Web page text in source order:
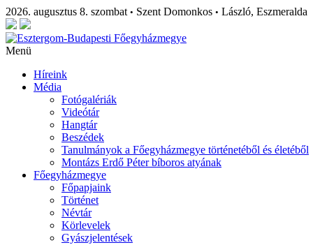
2026. augusztus 8. szombat • Szent Domonkos • László, Eszmeralda
Menü
Híreink
Média
Fotógalériák
Videótár
Hangtár
Beszédek
Tanulmányok a Főegyházmegye történetéből és életéből
Montázs Erdő Péter bíboros atyának
Főegyházmegye
Főpapjaink
Történet
Névtár
Körlevelek
Gyászjelentések